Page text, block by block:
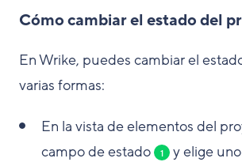
Cómo cambiar el estado del
En Wrike, puedes cambiar el
varias formas:
En la vista de elementos del
campo de estado
1
y elige